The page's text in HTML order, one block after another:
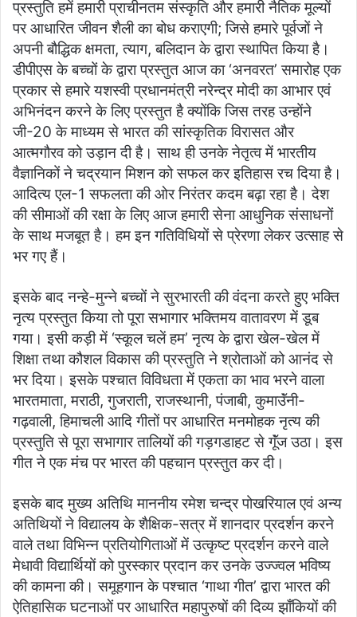
प्रस्तुति हमें हमारी प्राचीनतम संस्कृति और हमारी नैतिक मूल्यों
पर आधारित जीवन शैली का बोध कराएगी; जिसे हमारे पूर्वजों ने
अपनी बौद्धिक क्षमता, त्याग, बलिदान के द्वारा स्थापित किया है।
डीपीएस के बच्चों के द्वारा प्रस्तुत आज का ‘अनवरत’ समारोह एक
प्रकार से हमारे यशस्वी प्रधानमंत्री नरेन्द्र मोदी का आभार एवं
अभिनंदन करने के लिए प्रस्तुत है क्योंकि जिस तरह उन्होंने
जी-20 के माध्यम से भारत की सांस्कृतिक विरासत और
आत्मगौरव को उड़ान दी है। साथ ही उनके नेतृत्व में भारतीय
वैज्ञानिकों ने चद्रयान मिशन को सफल कर इतिहास रच दिया है।
आदित्य एल-1 सफलता की ओर निरंतर कदम बढ़ा रहा है। देश
की सीमाओं की रक्षा के लिए आज हमारी सेना आधुनिक संसाधनों
के साथ मजबूत है। हम इन गतिविधियों से प्रेरणा लेकर उत्साह से
भर गए हैं।
इसके बाद नन्हे-मुन्ने बच्चों ने सुरभारती की वंदना करते हुए भक्ति
नृत्य प्रस्तुत किया तो पूरा सभागार भक्तिमय वातावरण में डूब
गया। इसी कड़ी में ‘स्कूल चलें हम’ नृत्य के द्वारा खेल-खेल में
शिक्षा तथा कौशल विकास की प्रस्तुति ने श्रोताओं को आनंद से
भर दिया। इसके पश्चात विविधता में एकता का भाव भरने वाला
भारतमाता, मराठी, गुजराती, राजस्थानी, पंजाबी, कुमाउॅंनी-
गढ़वाली, हिमाचली आदि गीतों पर आधारित मनमोहक नृत्य की
प्रस्तुति से पूरा सभागार तालियों की गड़गडाहट से गूॅंज उठा। इस
गीत ने एक मंच पर भारत की पहचान प्रस्तुत कर दी।
इसके बाद मुख्य अतिथि माननीय रमेश चन्द्र पोखरियाल एवं अन्य
अतिथियों ने विद्यालय के शैक्षिक-सत्र में शानदार प्रदर्शन करने
वाले तथा विभिन्न प्रतियोगिताओं में उत्कृष्ट प्रदर्शन करने वाले
मेधावी विद्यार्थियों को पुरस्कार प्रदान कर उनके उज्ज्वल भविष्य
की कामना की। समूहगान के पश्चात ‘गाथा गीत’ द्वारा भारत की
ऐतिहासिक घटनाओं पर आधारित महापुरुषों की दिव्य झाँकियों की